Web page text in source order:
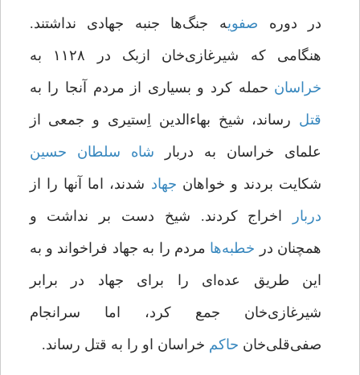
در دوره صفویه جنگ‌ها جنبه جهادی نداشتند.
هنگامی که شیرغازی‌خان ازبک در ۱۱۲۸ به
خراسان حمله کرد و بسیاری از مردم آنجا را به
قتل رساند، شیخ بهاءالدین اِستیری و جمعی از
علمای خراسان به دربار شاه سلطان
حسین
شکایت بردند و خواهان جهاد شدند، اما آنها را از
دربار
اخراج کردند. شیخ دست بر نداشت و
همچنان در خطبهها مردم را به جهاد فراخواند و به
این طریق عده‌ای را برای جهاد در برابر
شیرغازی‌خان جمع کرد، اما سرانجام
صفی‌قلی‌خان حاکم خراسان او را به قتل رساند.